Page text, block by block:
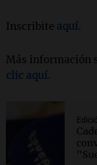
Inscribite aquí.
Más información
clic aquí.